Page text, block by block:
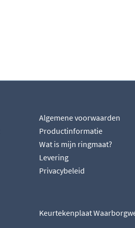
Algemene voorwaarden
Productinformatie
Wat is mijn ringmaat?
Levering
Privacybeleid
Keurtekenplaat